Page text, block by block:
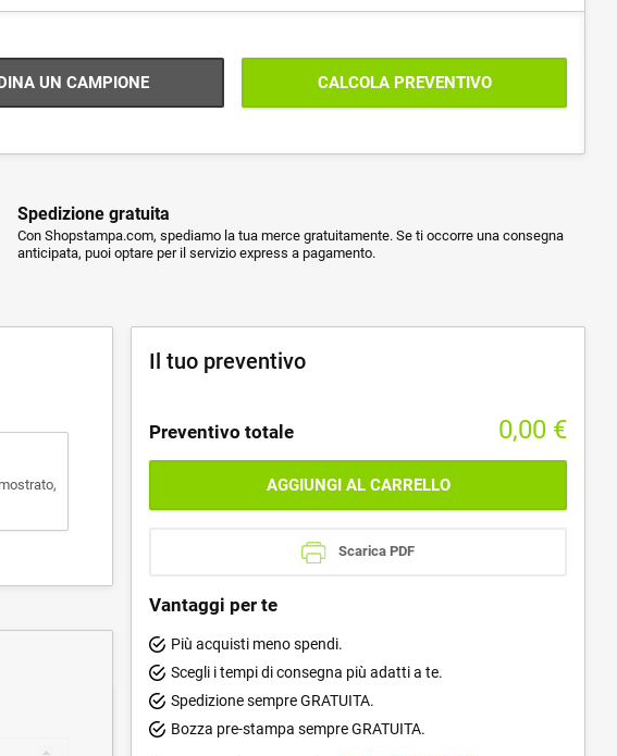
UN CAMPIONE CALCOLA PREVENTIVO
Spedizione gratuita
Con Shopstampa.com, spediamo la tua merce gratuitamente. Se ti occorre una consegna
anticipata, puoi optare per il servizio express a pagamento.
Il tuo preventivo
Preventivo totale 0,00 €
AGGIUNGI AL CARRELLO
Scarica PDF
Vantaggi per te
Più acquisti meno spendi.
Scegli i tempi di consegna più adatti a te.
Spedizione sempre GRATUITA.
Bozza pre-stampa sempre GRATUITA.